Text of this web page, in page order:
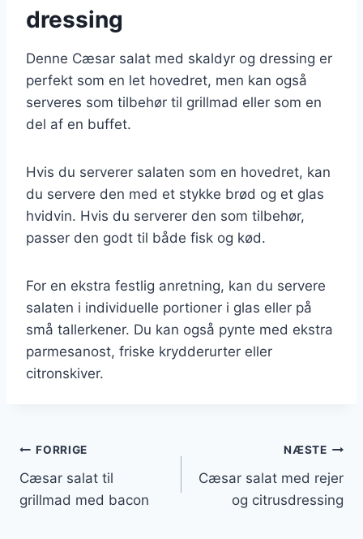
dressing
Denne Cæsar salat med skaldyr og dressing er
perfekt som en let hovedret, men kan også
serveres som tilbehør til grillmad eller som en
del af en buffet.
Hvis du serverer salaten som en hovedret, kan
du servere den med et stykke brød og et glas
hvidvin. Hvis du serverer den som tilbehør,
passer den godt til både fisk og kød.
For en ekstra festlig anretning, kan du servere
salaten i individuelle portioner i glas eller på
små tallerkener. Du kan også pynte med ekstra
parmesanost, friske krydderurter eller
citronskiver.
Indlægsnavigation
FORRIGE
Cæsar salat til
grillmad med bacon
NÆSTE
Cæsar salat med rejer
og citrusdressing